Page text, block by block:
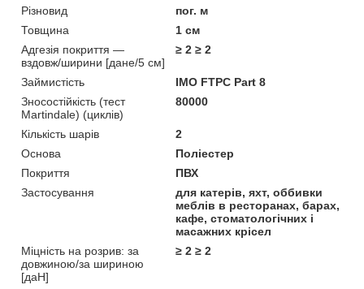
Різновид
пог. м
Товщина
1 см
Адгезія покриття —
вздовж/ширини [дане/5 см]
≥ 2 ≥ 2
Займистість
IMO FTPC Part 8
Зносостійкість (тест
Martindale) (циклів)
80000
Кількість шарів
2
Основа
Поліестер
Покриття
ПВХ
Застосування
для катерів, яхт, оббивки
меблів в ресторанах, барах,
кафе, стоматологічних і
масажних крісел
Міцність на розрив: за
довжиною/за шириною
[даН]
≥ 2 ≥ 2